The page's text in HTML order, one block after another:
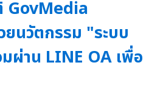
GovMedia
นวัตกรรม "ระบบ
ผ่าน LINE OA เพื่อ